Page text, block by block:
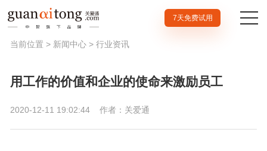
7天免费试用
当前位置 > 新闻中心 > 行业资讯
用工作的价值和企业的使命来激励员工
2020-12-11 19:02:44 作者：关爱通